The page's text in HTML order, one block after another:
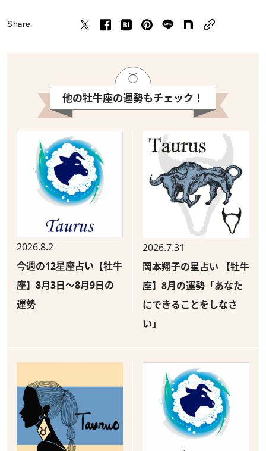
Share
他の牡牛座の運勢もチェック！
2026.8.2
今週の12星座占い【牡牛
座】8月3日～8月9日の
運勢
2026.7.31
岡本翔子の星占い 【牡牛
座】8月の運勢「あなた
にできることをしなさ
い」